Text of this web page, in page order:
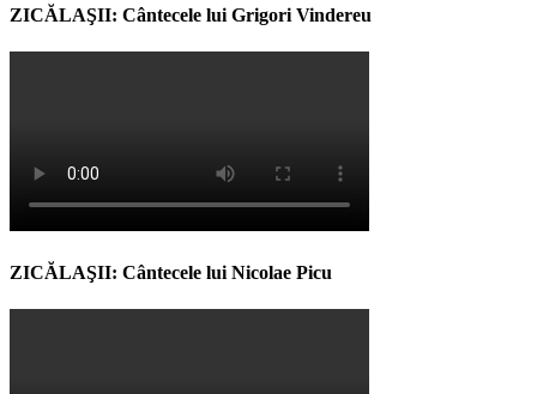
ZICĂLAŞII: Cântecele lui Grigori Vindereu
ZICĂLAŞII: Cântecele lui Nicolae Picu